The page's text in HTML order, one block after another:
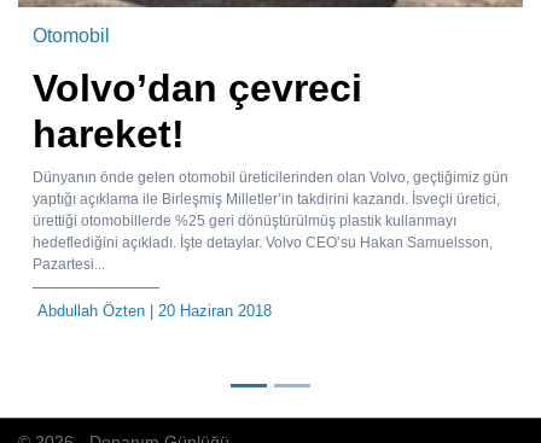
Otomobil
Volvo’dan çevreci
hareket!
Dünyanın önde gelen otomobil üreticilerinden olan Volvo, geçtiğimiz gün
yaptığı açıklama ile Birleşmiş Milletler’in takdirini kazandı. İsveçli üretici,
ürettiği otomobillerde %25 geri dönüştürülmüş plastik kullanmayı
hedeflediğini açıkladı. İşte detaylar. Volvo CEO’su Hakan Samuelsson,
Pazartesi...
Abdullah Özten | 20 Haziran 2018